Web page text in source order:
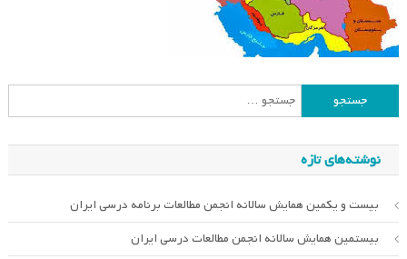
جستجو
برای:
نوشته‌های تازه
بیست و یکمین همایش سالانه انجمن مطالعات برنامه درسی ایران
بیستمین همایش سالانه انجمن مطالعات درسی ایران